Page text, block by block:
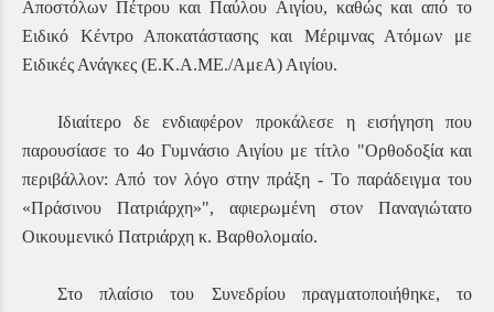
Αποστόλων Πέτρου και Παύλου Αιγίου, καθώς και από το
Ειδικό Κέντρο Αποκατάστασης και Μέριμνας Ατόμων με
Ειδικές Ανάγκες (Ε.Κ.Α.ΜΕ./ΑμεΑ) Αιγίου.
Ιδιαίτερο δε ενδιαφέρον προκάλεσε η εισήγηση που
παρουσίασε το 4ο Γυμνάσιο Αιγίου με τίτλο "Ορθοδοξία και
περιβάλλον: Από τον λόγο στην πράξη - Το παράδειγμα του
«Πράσινου Πατριάρχη»", αφιερωμένη στον Παναγιώτατο
Οικουμενικό Πατριάρχη κ. Βαρθολομαίο.
Στο πλαίσιο του Συνεδρίου πραγματοποιήθηκε, το